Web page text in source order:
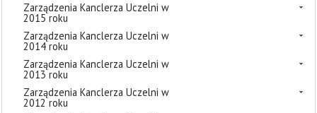
Zarządzenia Kanclerza Uczelni w
2015 roku
Zarządzenia Kanclerza Uczelni w
2014 roku
Zarządzenia Kanclerza Uczelni w
2013 roku
Zarządzenia Kanclerza Uczelni w
2012 roku